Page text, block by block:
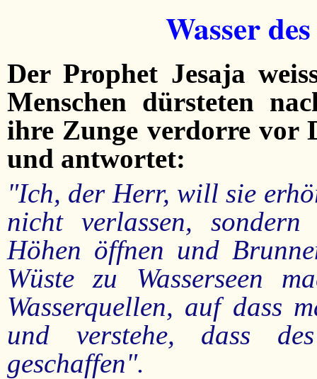
Wasser
Der Prophet Jesaja
Menschen dürsteten
ihre Zunge verdorre vor
und antwortet:
"Ich, der Herr, will sie
nicht verlassen,
Höhen öffnen und
Wüste zu Wasserseen
Wasserquellen, auf dass
und verstehe, dass
geschaffen".